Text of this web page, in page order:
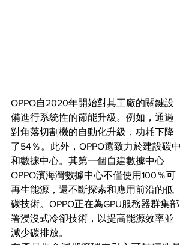
OPPO自2020年開始對其工廠的關鍵設
備進行系統性的節能升級。例如，通過
對角落切割機的自動化升級，功耗下降
了54％。此外，OPPO還致力於建設碳中
和數據中心。其第一個自建數據中心
OPPO濱海灣數據中心不僅使用100％可
再生能源，還不斷探索和應用前沿的低
碳技術。OPPO正在為GPU服務器群集部
署浸沒式冷卻技術，以提高能源效率並
減少碳排放。